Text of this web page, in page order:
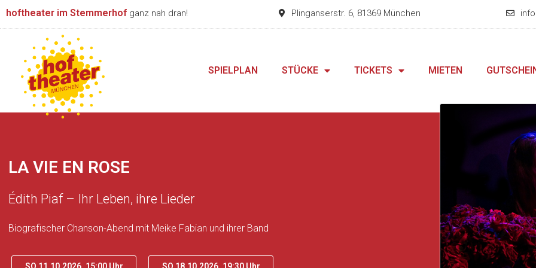
Zum
hoftheater im Stemmerhof ganz nah dran! Plinganserstr. 6, 81369 München
SPIELPLAN STÜCKE TICKETS MIETEN
LA VIE EN ROSE
Édith Piaf – Ihr Leben, ihre Lieder
Biografischer Chanson-Abend mit Meike Fabian und ihrer Band